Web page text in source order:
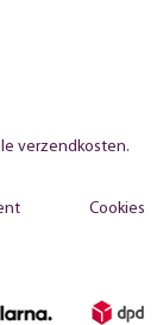
verzendkosten.
Cookies